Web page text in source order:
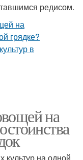
редисом.
на